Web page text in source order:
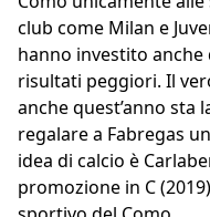
club come Milan e
hanno investito
risultati peggiori. Il
anche quest’anno sta
regalare a Fabregas
idea di calcio è
promozione in C